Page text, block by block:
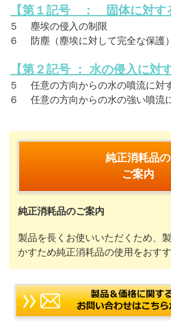
【第１記号 ： 固体に対す
５ 塵埃の侵入の制限
６ 防塵（塵埃に対して完全な保護）
【第２記号 ： 水の侵入に対
５ 任意の方向からの水の噴流に対
６ 任意の方向からの水の強い噴流
純正消耗品の
ご案内
純正消耗品のご案内
製品を長くお使いいただくため、
かすため純正消耗品の使用をおすす